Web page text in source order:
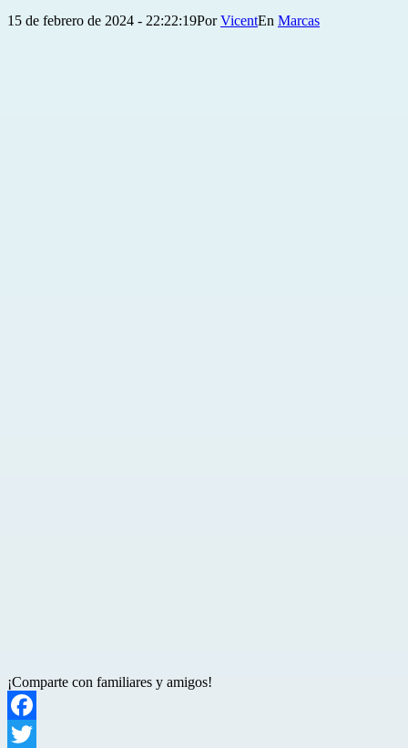
Publicada
15 de febrero de 2024 - 22:22:19PorVicent
Categorizado
Marcas
¡Comparte con familiares y amigos!
Facebook